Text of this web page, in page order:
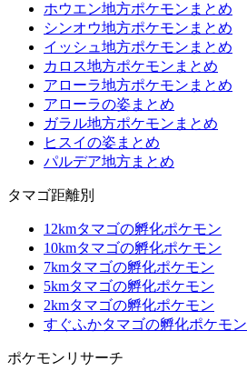
ホウエン地方ポケモンまとめ
シンオウ地方ポケモンまとめ
イッシュ地方ポケモンまとめ
カロス地方ポケモンまとめ
アローラ地方ポケモンまとめ
アローラの姿まとめ
ガラル地方ポケモンまとめ
ヒスイの姿まとめ
パルデア地方まとめ
タマゴ距離別
12kmタマゴの孵化ポケモン
10kmタマゴの孵化ポケモン
7kmタマゴの孵化ポケモン
5kmタマゴの孵化ポケモン
2kmタマゴの孵化ポケモン
すぐふかタマゴの孵化ポケモン
ポケモンリサーチ